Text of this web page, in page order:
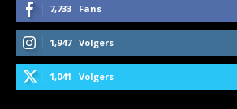
7,733 Fans
1,947 Volgers
1,041 Volgers